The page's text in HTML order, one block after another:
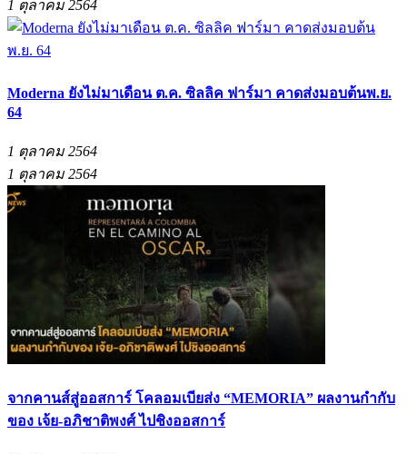
1 ตุลาคม 2564
Moderna ยังไม่มาเดือน ต.ค. ซิลลิค ฟาร์มา คาดส่งมอบต้นพ.ย.
64
1 ตุลาคม 2564
1 ตุลาคม 2564
จากคานส์สู่ออสการ์ โคลอมเบียส่ง “MEMORIA” ผลงานกำกับ
ของ เจ้ย-อภิชาติพงศ์ ไปชิงออสการ์